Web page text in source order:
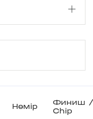
Нөмір
Финиш
Chip